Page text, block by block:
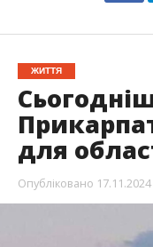
ЖИТТЯ
для
Опубліковано 17.11.2024